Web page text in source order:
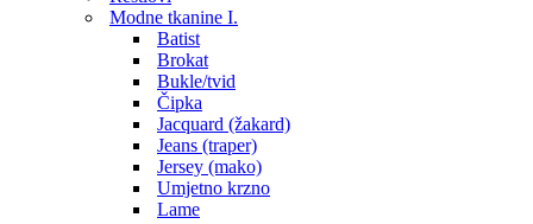
Modne tkanine I.
Batist
Brokat
Bukle/tvid
Čipka
Jacquard (žakard)
Jeans (traper)
Jersey (mako)
Umjetno krzno
Lame